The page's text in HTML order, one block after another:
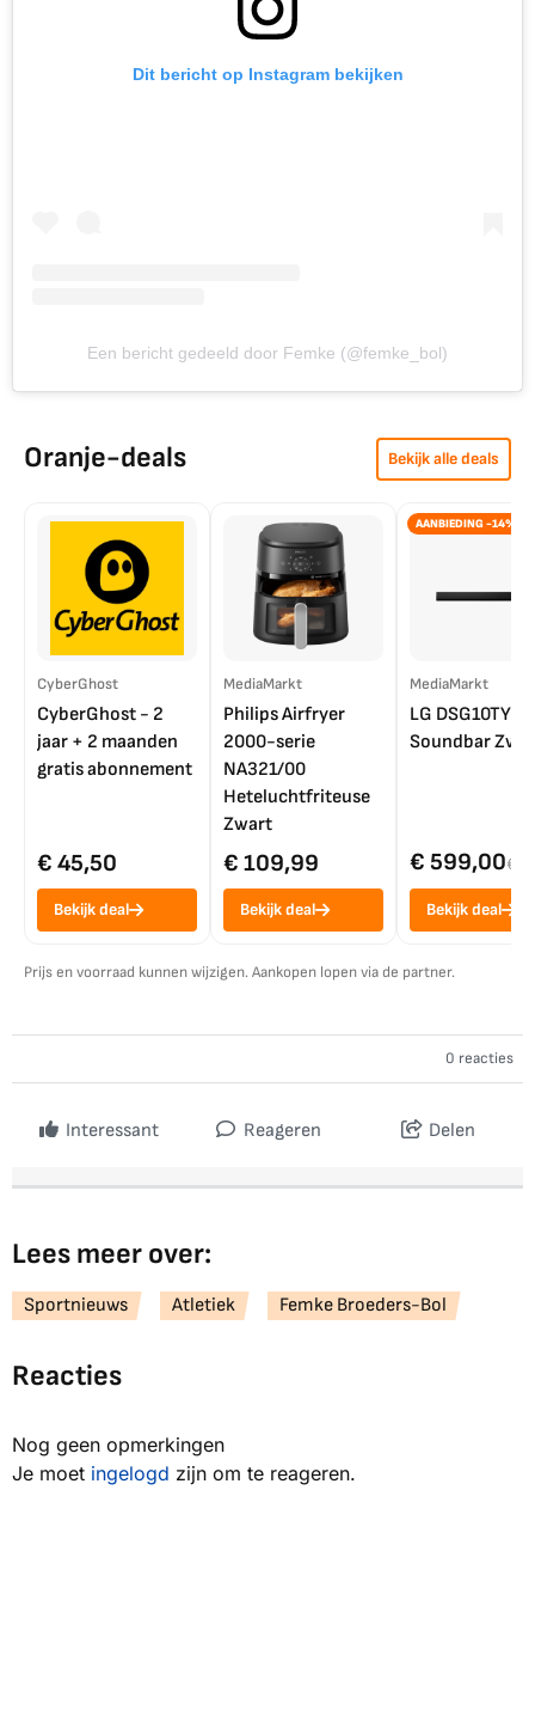
Dit bericht op Instagram bekijken
Een bericht gedeeld door Femke (@femke_bol)
Oranje-deals Bekijk alle deals
CyberGhost
CyberGhost - 2
jaar + 2 maanden
gratis abonnement
€ 45,50
Bekijk deal
MediaMarkt
Philips Airfryer
2000-serie
NA321/00
Heteluchtfriteuse
Zwart
€ 109,99
Bekijk deal
AANBIEDING -14%
MediaMarkt
LG DSG10TY
Soundbar
€ 599,00€
Bekijk deal
Prijs en voorraad kunnen wijzigen. Aankopen lopen via de partner.
0 reacties
Interessant Reageren Delen
Lees meer over:
Sportnieuws Atletiek Femke Broeders-Bol
Reacties
Nog geen opmerkingen
Je moet ingelogd zijn om te reageren.